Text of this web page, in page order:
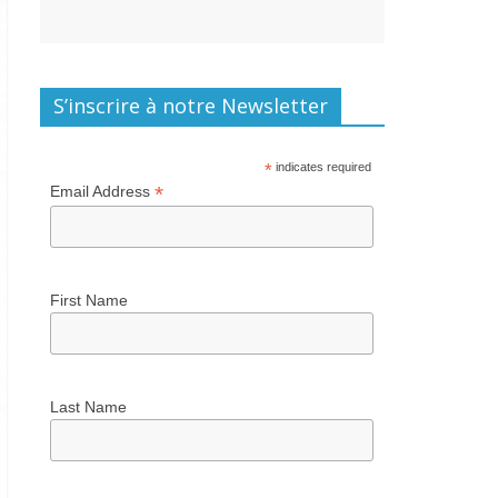
S’inscrire à notre Newsletter
*indicates required
Email Address*
First Name
Last Name